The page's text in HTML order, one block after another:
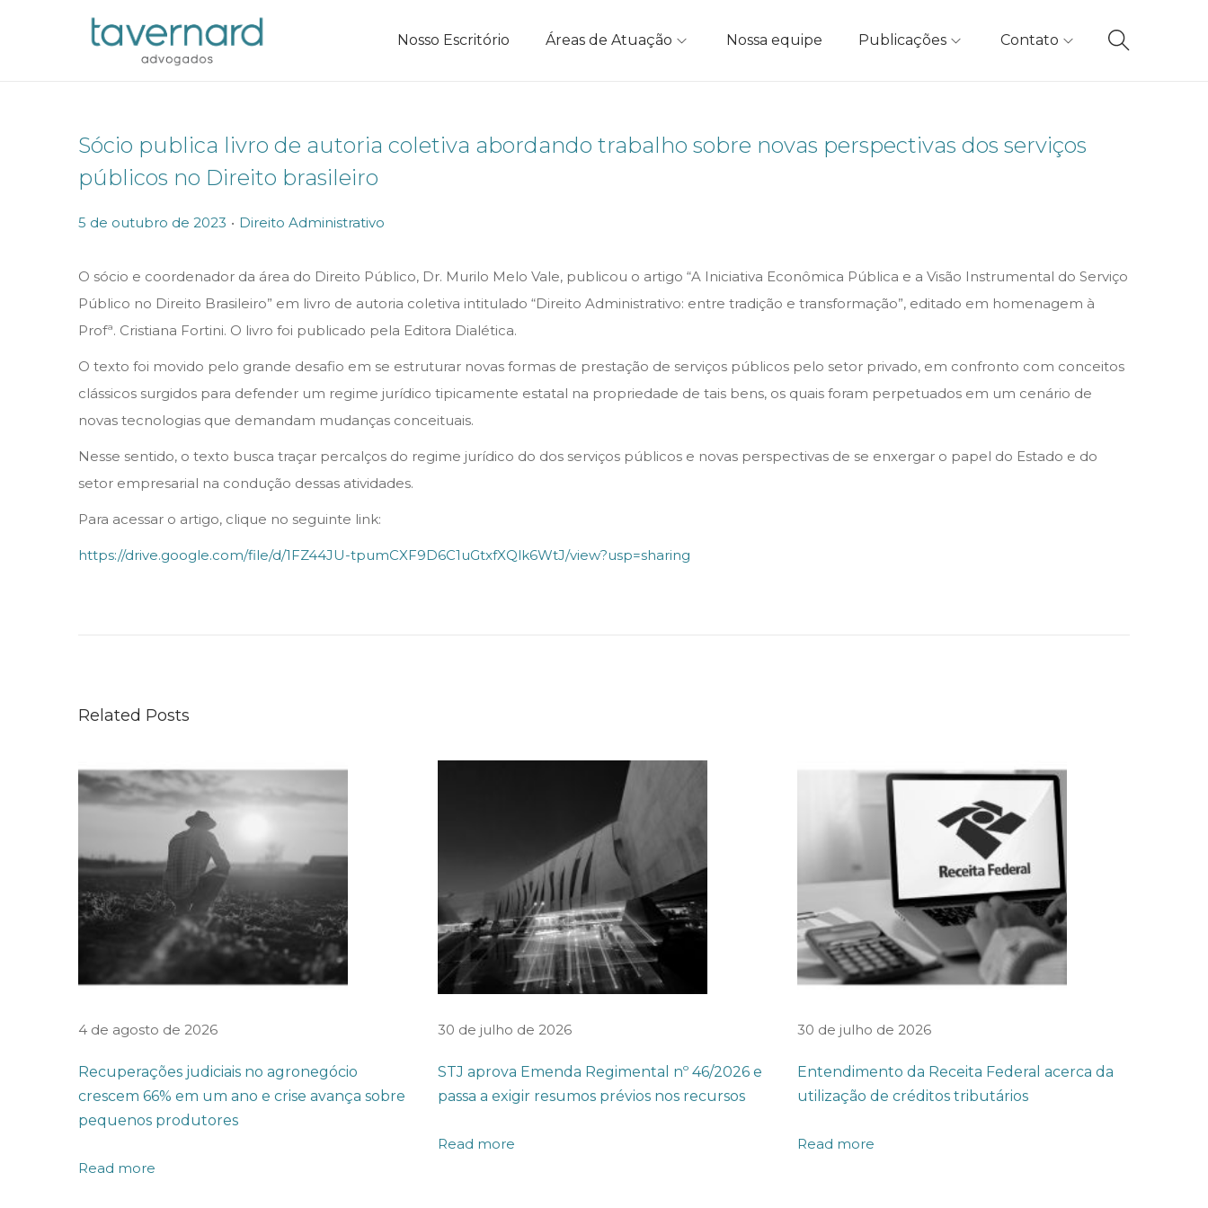
Nosso Escritório Áreas de Atuação Nossa equipe Publicações Contato
Sócio publica livro de autoria coletiva abordando trabalho sobre novas perspectivas dos serviços
públicos no Direito brasileiro
P
s
t
e
5 de outubro de 2023 . P
s
t
e
Direito Administrativo
O sócio e coordenador da área do Direito Público, Dr. Murilo Melo Vale, publicou o artigo “A Iniciativa Econômica Pública e a Visão Instrumental do Serviço
Público no Direito Brasileiro” em livro de autoria coletiva intitulado “Direito Administrativo: entre tradição e transformação”, editado em homenagem à
Profª. Cristiana Fortini. O livro foi publicado pela Editora Dialética.
O texto foi movido pelo grande desafio em se estruturar novas formas de prestação de serviços públicos pelo setor privado, em confronto com conceitos
clássicos surgidos para defender um regime jurídico tipicamente estatal na propriedade de tais bens, os quais foram perpetuados em um cenário de
novas tecnologias que demandam mudanças conceituais.
Nesse sentido, o texto busca traçar percalços do regime jurídico do dos serviços públicos e novas perspectivas de se enxergar o papel do Estado e do
setor empresarial na condução dessas atividades.
Para acessar o artigo, clique no seguinte link:
https://drive.google.com/file/d/1FZ44JU-tpumCXF9D6C1uGtxfXQlk6WtJ/view?usp=sharing
r
n
ç
d
t
a
h
o
n
Related Posts
4 de agosto de 2026
Recuperações judiciais no agronegócio
crescem 66% em um ano e crise avança sobre
pequenos produtores
Read more
30 de julho de 2026
STJ aprova Emenda Regimental nº 46/2026 e
passa a exigir resumos prévios nos recursos
Read more
30 de julho de 2026
Entendimento da Receita Federal acerca da
utilização de créditos tributários
Read more